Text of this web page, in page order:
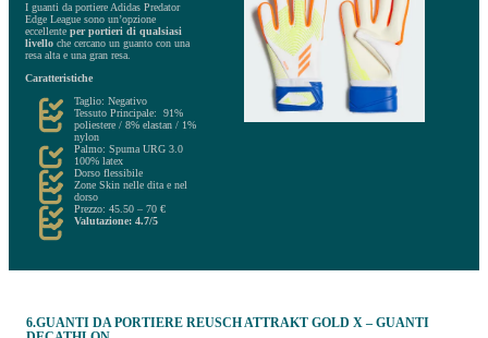
I guanti da portiere Adidas Predator
Edge League sono un’opzione
eccellente per portieri di qualsiasi
livello che cercano un guanto con una
resa alta e una gran resa.
Caratteristiche
Taglio: Negativo
Tessuto Principale: 91%
poliestere / 8% elastan / 1%
nylon
Palmo: Spuma URG 3.0
100% latex
Dorso flessibile
Zone Skin nelle dita e nel
dorso
Prezzo: 45.50 – 70 €
Valutazione: 4.7/5
6.GUANTI DA PORTIERE REUSCH ATTRAKT GOLD X – GUANTI